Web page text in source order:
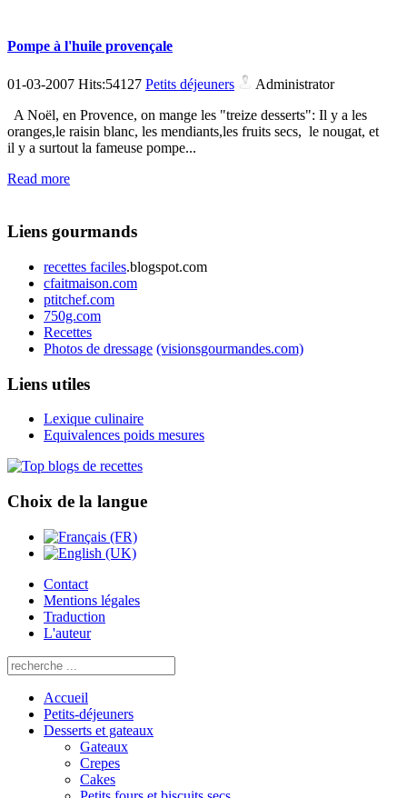
Pompe à l'huile provençale
01-03-2007 Hits:54127 Petits déjeuners
Administrator
A Noël, en Provence, on mange les "treize desserts": Il y a les
oranges,le raisin blanc, les mendiants,les fruits secs, le nougat, et
il y a surtout la fameuse pompe...
Read more
Liens gourmands
recettes faciles.blogspot.com
cfaitmaison.com
ptitchef.com
750g.com
Recettes
Photos de dressage (visionsgourmandes.com)
Liens utiles
Lexique culinaire
Equivalences poids mesures
Choix de la langue
Contact
Mentions légales
Traduction
L'auteur
Accueil
Petits-déjeuners
Desserts et gateaux
Gateaux
Crepes
Cakes